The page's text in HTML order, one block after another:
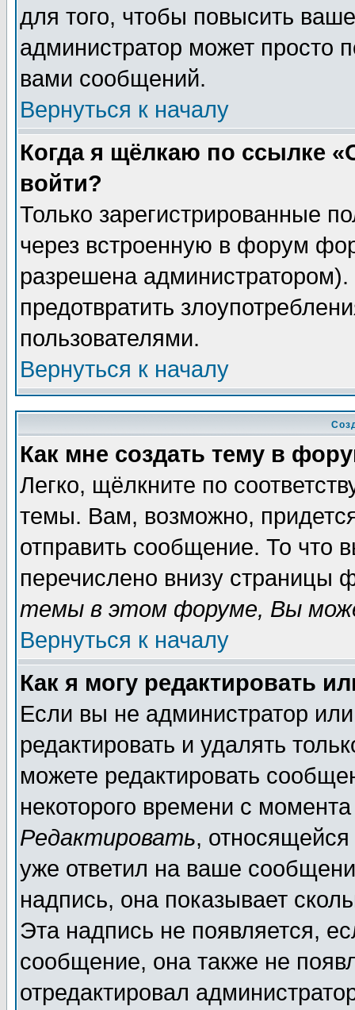
для того, чтобы повысить
администратор может просто
вами сообщений.
Вернуться к началу
Когда я щёлкаю по ссылке
войти?
Только зарегистрированные
через встроенную в форум
разрешена
предотвратить
пользователями.
Вернуться к началу
Как мне создать тему в
Легко, щёлкните по
темы. Вам, возможно,
отправить сообщение. То что
перечислено внизу страницы
темы в этом форуме, Вы
Вернуться к началу
Как я могу редактировать
Если вы не администратор
редактировать и удалять
можете редактировать
некоторого времени с
Редактировать,
уже ответил на ваше
надпись, она показывает
Эта надпись не появляется,
сообщение, она также не
отредактировал